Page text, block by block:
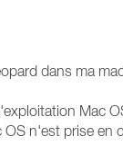
dans ma
Mac
OS n'est prise en